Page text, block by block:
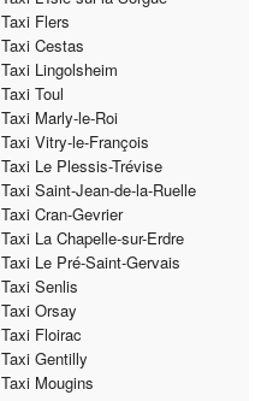
Taxi Flers
Taxi Cestas
Taxi Lingolsheim
Taxi Toul
Taxi Marly-le-Roi
Taxi Vitry-le-François
Taxi Le Plessis-Trévise
Taxi Saint-Jean-de-la-Ruelle
Taxi Cran-Gevrier
Taxi La Chapelle-sur-Erdre
Taxi Le Pré-Saint-Gervais
Taxi Senlis
Taxi Orsay
Taxi Floirac
Taxi Gentilly
Taxi Mougins